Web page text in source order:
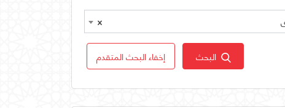
×
البحث إخفاء البحث المتقدم